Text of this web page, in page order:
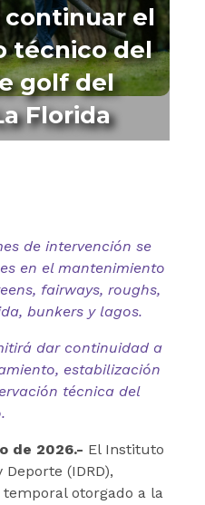
continuar el
técnico del
golf del
Florida
de intervención se
en el mantenimiento
fairways, roughs,
bunkers y lagos.
dar continuidad a
estabilización
técnica del
de 2026.- El Instituto
(IDRD),
otorgado a la